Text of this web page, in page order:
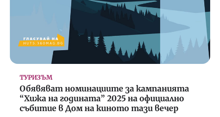
ТУРИЗЪМ
Обявяват номинациите за кампанията
“Хижа на годината” 2025 на официално
събитие в Дом на киното тази вечер